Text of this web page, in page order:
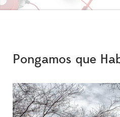
Pongamos que